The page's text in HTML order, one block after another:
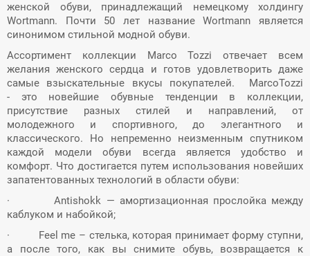
женской обуви, принадлежащий немецкому холдингу
Wortmann. Почти 50 лет название Wortmann является
синонимом стильной модной обуви.
Ассортимент коллекции Marco Tozzi отвечает всем
желания женского сердца и готов удовлетворить даже
самые взыскательные вкусы покупателей. MarcoTozzi
- это новейшие обувные тенденции в коллекции,
присутствие разных стилей и направлений, от
молодежного и спортивного, до элегантного и
классического. Но непременно неизменным спутником
каждой модели обуви всегда является удобство и
комфорт. Что достигается путем использования новейших
запатентованных технологий в области обуви:
·
Antishokk — амортизационная прослойка между
каблуком и набойкой;
·
Feel me – cтелька, которая принимает форму ступни,
а после того, как вы снимите обувь, возвращается к